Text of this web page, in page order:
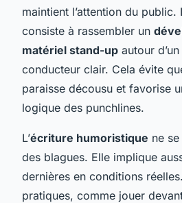
maintient l’attention du
consiste à rassembler un
matériel stand-up autour
conducteur clair. Cela évite
paraisse décousu et favorise
logique des punchlines.
L’écriture humoristique ne
des blagues. Elle implique
dernières en conditions
pratiques, comme jouer